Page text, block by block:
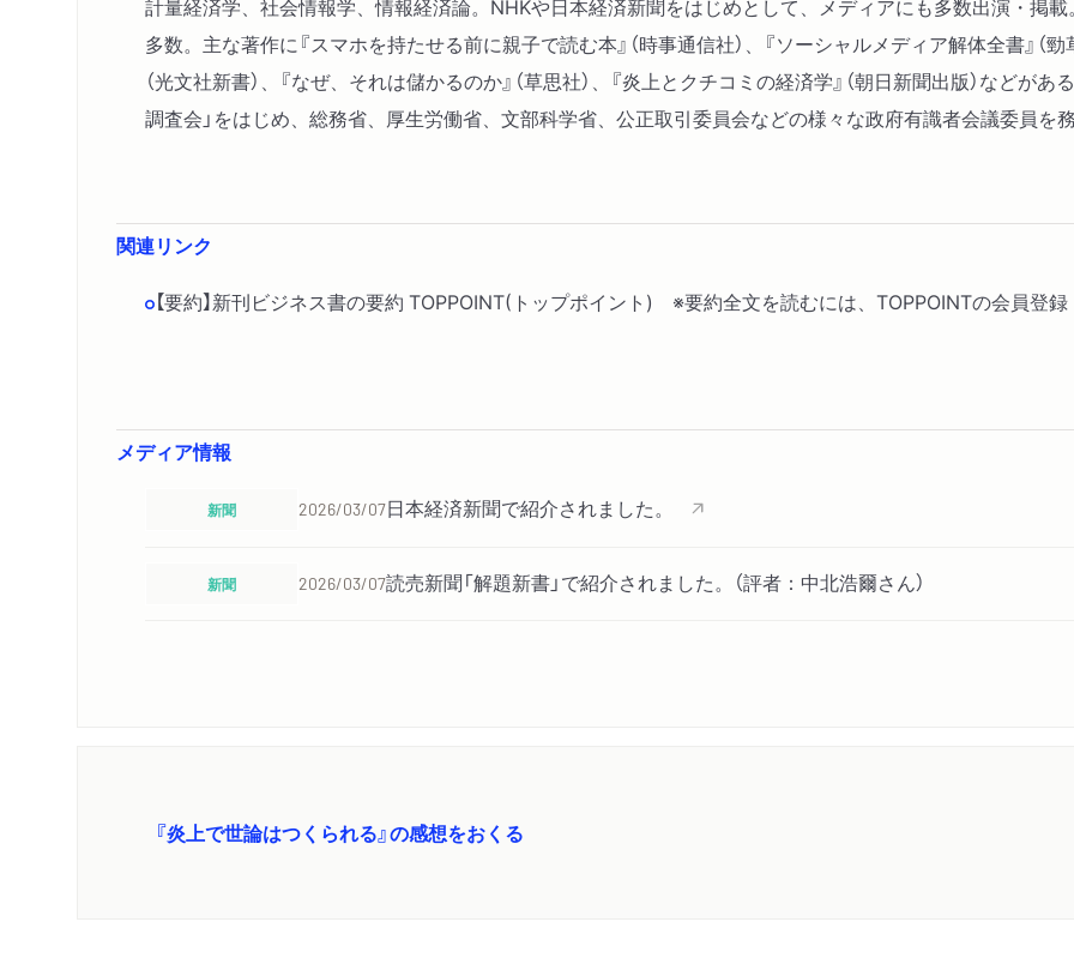
世帯年収が高いほど炎上
義」は本当に必要なのか
第３章 フェイク──民主
る
説／陰謀論は誰にでも忍
も見抜けない偽物があふ
リー・スロープ」の危う
計量経済学、社会情報学、情報経済論。NHKや日本経済新聞をはじめとして、メディアにも多数出演・掲
多数。主な著作に『スマホを持たせる前に親子で読む本』（時事通信社）、『ソーシャルメディア解体全書』（勁
（光文社新書）、『なぜ、それは儲かるのか』（草思社）、『炎上とクチコミの経済学』（朝日新聞出版）などが
調査会」をはじめ、総務省、厚生労働省、文部科学省、公正取引委員会などの様々な政府有識者会議委員を務
関連リンク
【要約】新刊ビジネス書の要約 TOPPOINT(トップポイント) ※要約全文を読むには、TOPPOINTの会員登
メディア情報
新聞 2026/03/07日本経済新聞で紹介されました。
新聞 2026/03/07読売新聞「解題新書」で紹介されました。（評者：中北浩爾さん）
『炎上で世論はつくられる』の感想をおくる